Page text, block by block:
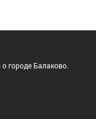
городе Балаково.